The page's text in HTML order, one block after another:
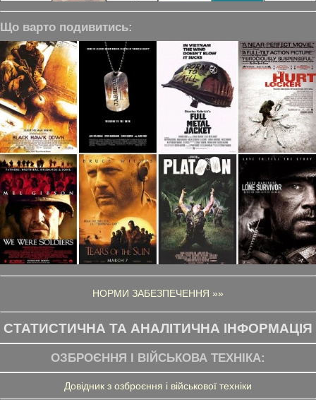
Що варто подивитись:
НОРМИ ЗАБЕЗПЕЧЕННЯ »»
СТАТИСТИЧНА ТА АНАЛІТИЧНА ІНФОРМАЦІЯ
ОЗБРОЄННЯ І ВІЙСЬКОВА ТЕХНІКА:
Довідник з озброєння і військової техніки